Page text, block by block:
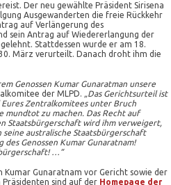
Der neu gewählte Präsident Sirisena
Ausgewanderten die freie Rückkehr
auf Verlängerung des
sein Antrag auf Wiedererlangung der
Stattdessen wurde er am 18.
März verurteilt. Danach droht ihm die
Genossen Kumar Gunaratman unsere
der MLPD. „Das Gerichtsurteil ist
Zentralkomitees unter Bruch
mundtot zu machen. Das Recht auf
Staatsbürgerschaft wird ihm verweigert,
australische Staatsbürgerschaft
Genossen Kumar Gunaratnam!
…“
Gunaratnam vor Gericht sowie der
sind auf der Homepage der